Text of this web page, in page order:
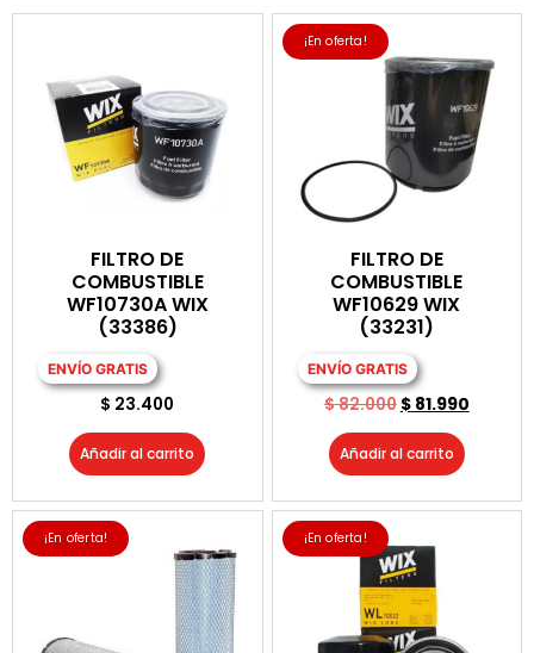
FILTRO DE
COMBUSTIBLE
WF10730A WIX
(33386)
ENVÍO GRATIS
$ 23.400
Añadir al carrito
¡En oferta!
FILTRO DE
COMBUSTIBLE
WF10629 WIX
(33231)
ENVÍO GRATIS
$82.000 $81.990
Añadir al carrito
¡En oferta! ¡En oferta!